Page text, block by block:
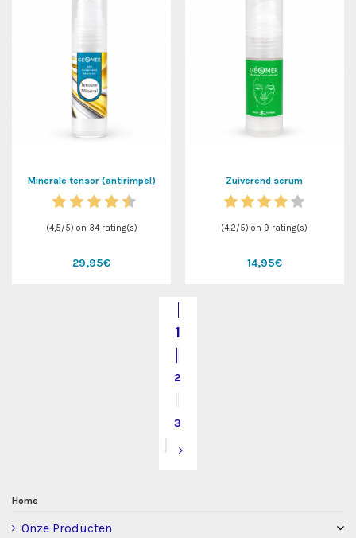
Minerale tensor (antirimpel)
(4,5/5) on 34rating(s)
29,95€
Zuiverend serum
(4,2/5) on 9 rating(s)
14,95€
1
2
3
Home
Onze Producten